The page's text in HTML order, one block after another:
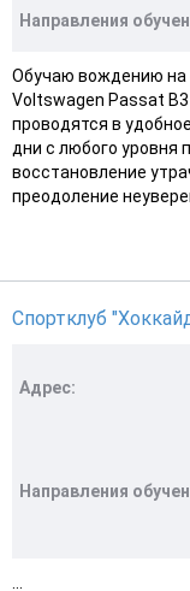
Направления
Обучаю вождению на
Voltswagen Passat
проводятся в
дни с любого уровня
восстановление
преодоление
Спортклуб
Адрес:
Направления